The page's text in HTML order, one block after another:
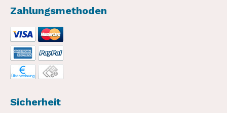
Zahlungsmethoden
Sicherheit